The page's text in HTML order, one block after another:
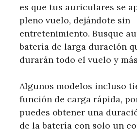
es que tus auriculares se
pleno vuelo, dejándote sin
entretenimiento. Busque
batería de larga duración
durarán todo el vuelo y
Algunos modelos incluso
función de carga rápida,
puedes obtener una
de la batería con solo un